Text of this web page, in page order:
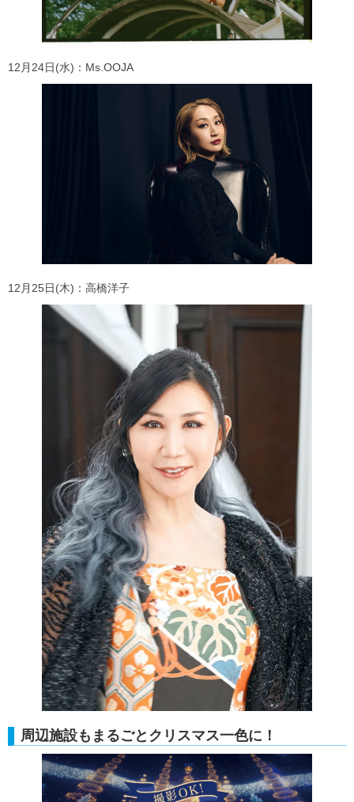
12月24日(水)：Ms.OOJA
12月25日(木)：高橋洋子
周辺施設もまるごとクリスマス一色に！